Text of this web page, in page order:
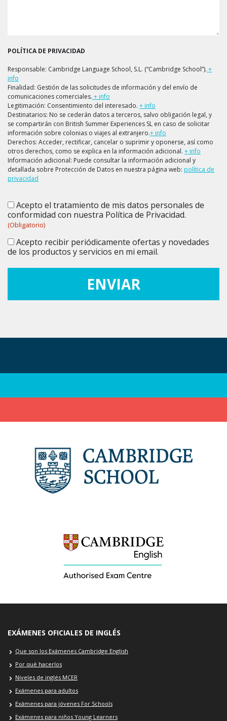
POLÍTICA DE PRIVACIDAD
Responsable: Cambridge Language School, S.L. (“Cambridge School”). +
info
Finalidad: Gestión de las solicitudes de información y del envío de
comunicaciones comerciales. + info
Legitimación: Consentimiento del interesado. + info
Destinatarios: No se cederán datos a terceros, salvo obligación legal, y
se compartirán con British Summer Experiences SL en caso de solicitar
información sobre colonias o viajes al extranjero.+ info
Derechos: Acceder, rectificar, cancelar o suprimir y oponerse, así como
otros derechos, como se explica en la información adicional. + info
Información adicional: Puede consultar la información adicional y
detallada sobre Protección de Datos en nuestra página web: política de
privacidad
Consentimiento(Obligatorio)
Acepto el tratamiento de mis datos personales de
conformidad con nuestra Política de Privacidad.
(Obligatorio)
Consentimiento
Acepto recibir periódicamente ofertas y novedades
de los productos y servicios en mi email.
ENVIAR
EXÁMENES OFICIALES DE INGLÉS
Que son los Exámenes Cambridge English
Por què hacerlos
Niveles de inglés MCER
Exámenes para adultos
Exámenes para jóvenes For Schools
Exámenes para niños Young Learners